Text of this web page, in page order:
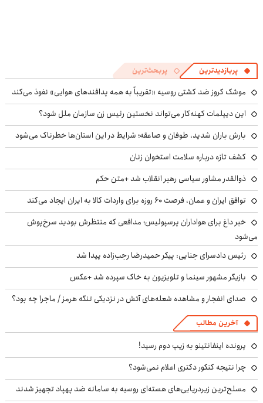
پربازدیدترین پربحث‌ترین
موشک کروز ضد کشتی روسیه «تقریباً به همه پدافندهای هوایی» نفوذ می‌کند
این دیپلمات کهنه‌کار می‌تواند نخستین رئیس زن سازمان ملل شود؟
بارش باران شدید، طوفان و صاعقه؛ شرایط در این استان‌ها خطرناک می‌شود
کشف تازه درباره سلامت استخوان زنان
ذوالقدر مشاور سیاسی رهبر انقلاب شد +متن حکم
توافق ایران و عمان، فرصت ۶۰ روزه برای واردات کالا به ایران ایجاد می‌کند
خبر داغ برای هواداران پرسپولیس؛ مدافعی که منتظرش بودید سرخ‌پوش
می‌شود
رئیس دادسرای جنایی: پیکر حمیدرضا رجب‌زاده پیدا شد
بازیگر مشهور سینما و تلویزیون به خاک سپرده شد +عکس
صدای انفجار و مشاهده شعله‌های آتش در نزدیکی تنگه هرمز / ماجرا چه بود؟
آخرین مطالب
پرونده اینفانتینو به زیپ دوم رسید!
چرا نتیجه کنکور دکتری اعلام نمی‌شود؟
مسلح‌ترین زیردریایی‌های هسته‌ای روسیه به سامانه ضد پهپاد تجهیز شدند